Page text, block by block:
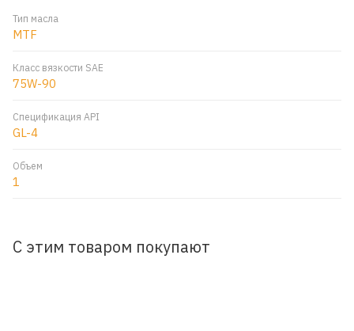
Тип масла
MTF
Класс вязкости SAE
75W-90
Спецификация API
GL-4
Объем
1
С этим товаром покупают